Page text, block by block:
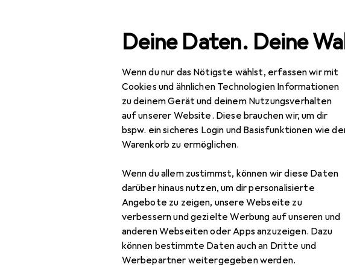
Deine Daten. Deine
Wenn du nur das Nötigste wählst, erfassen wir mit
Cookies und ähnlichen Technologien Informationen
zu deinem Gerät und deinem Nutzungsverhalten
auf unserer Website. Diese brauchen wir, um dir
bspw. ein sicheres Login und Basisfunktionen wie
Warenkorb zu ermöglichen.
Wenn du allem zustimmst, können wir diese Daten
darüber hinaus nutzen, um dir personalisierte
Angebote zu zeigen, unsere Webseite zu
verbessern und gezielte Werbung auf unseren und
anderen Webseiten oder Apps anzuzeigen. Dazu
können bestimmte Daten auch an Dritte und
Werbepartner weitergegeben werden.
Navigation nach KategorienGesamtsortiment IT + Multimedia PC